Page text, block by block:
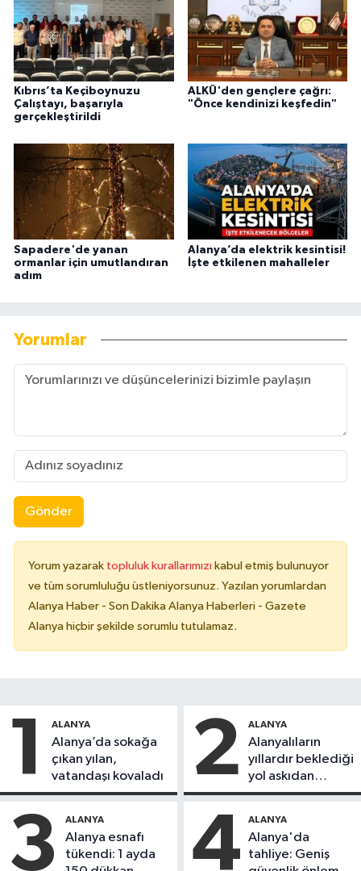
Kıbrıs’ta Keçiboynuzu
Çalıştayı, başarıyla
gerçekleştirildi
ALKÜ'den gençlere çağrı:
"Önce kendinizi keşfedin"
Sapadere'de yanan
ormanlar için umutlandıran
adım
Alanya’da elektrik kesintisi!
İşte etkilenen mahalleler
Yorumlar
Gönder
Yorum yazarak topluluk kurallarımızı kabul etmiş bulunuyor
ve tüm sorumluluğu üstleniyorsunuz. Yazılan yorumlardan
Alanya Haber - Son Dakika Alanya Haberleri - Gazete
Alanya hiçbir şekilde sorumlu tutulamaz.
1 ALANYA
Alanya’da sokağa
çıkan yılan,
vatandaşı kovaladı
2 ALANYA
Alanyalıların
yıllardır beklediği
yol askıdan
döndü
3 ALANYA
Alanya esnafı
tükendi: 1 ayda
4 ALANYA
Alanya'da
tahliye: Geniş